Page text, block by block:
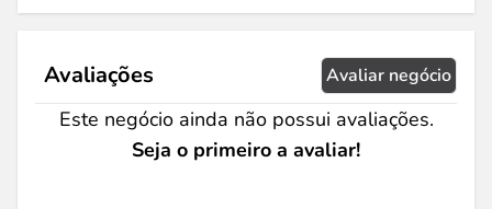
Avaliações Avaliar negócio
Este negócio ainda não possui avaliações.
Seja o primeiro a avaliar!